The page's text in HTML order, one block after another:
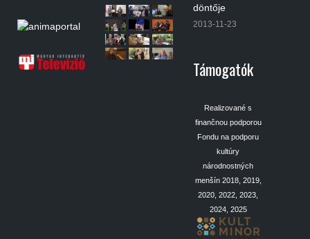
döntője
2013-11-23
Támogatók
Realizované s
finančnou podporou
Fondu na podporu
kultúry
národnostných
menšín 2018, 2019,
2020, 2022, 2023,
2024, 2025